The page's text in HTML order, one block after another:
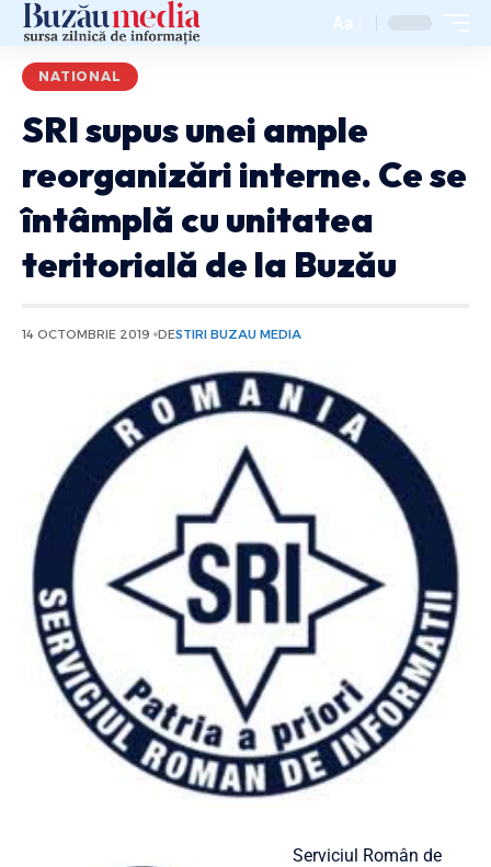
Aa
NATIONAL
SRI supus unei ample
reorganizări interne. Ce se
întâmplă cu unitatea
teritorială de la Buzău
14 OCTOMBRIE 2019 DESTIRI BUZAU MEDIA
Serviciul Român de